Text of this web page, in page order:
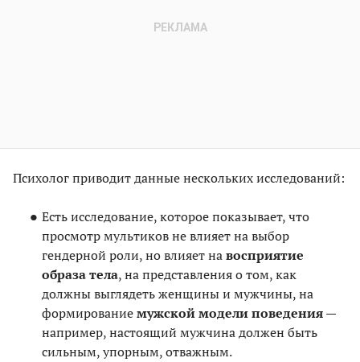
Психолог приводит данные нескольких исследований:
Есть исследование, которое показывает, что
просмотр мультиков не влияет на выбор
гендерной роли, но влияет навосприятие
образа тела, на представления о том, как
должны выглядеть женщины и мужчины, на
формированиемужской модели поведения—
например, настоящий мужчина должен быть
сильным, упорным, отважным.